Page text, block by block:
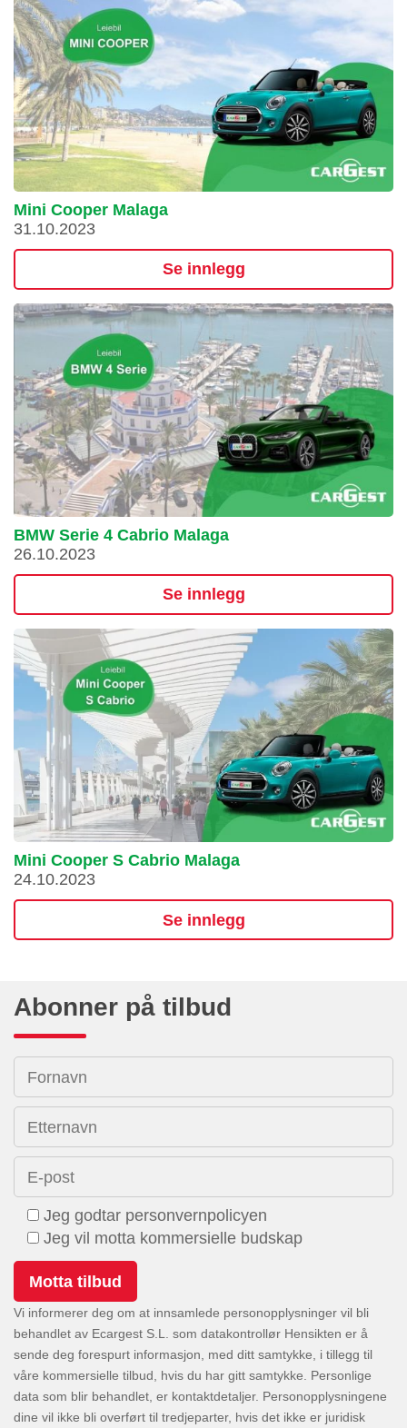
Mini Cooper Malaga
31.10.2023
Se innlegg
BMW Serie 4 Cabrio Malaga
26.10.2023
Se innlegg
Mini Cooper S Cabrio Malaga
24.10.2023
Se innlegg
Abonner på tilbud
Fornavn
Etternavn
E-post
Jeg godtar personvernpolicyen
Jeg vil motta kommersielle budskap
Vi informerer deg om at innsamlede personopplysninger vil bli
behandlet av Ecargest S.L. som datakontrollør Hensikten er å
sende deg forespurt informasjon, med ditt samtykke, i tillegg til
våre kommersielle tilbud, hvis du har gitt samtykke. Personlige
data som blir behandlet, er kontaktdetaljer. Personopplysningene
dine vil ikke bli overført til tredjeparter, hvis det ikke er juridisk